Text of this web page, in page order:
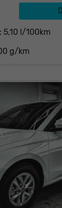
5,10 l/100km
g/km